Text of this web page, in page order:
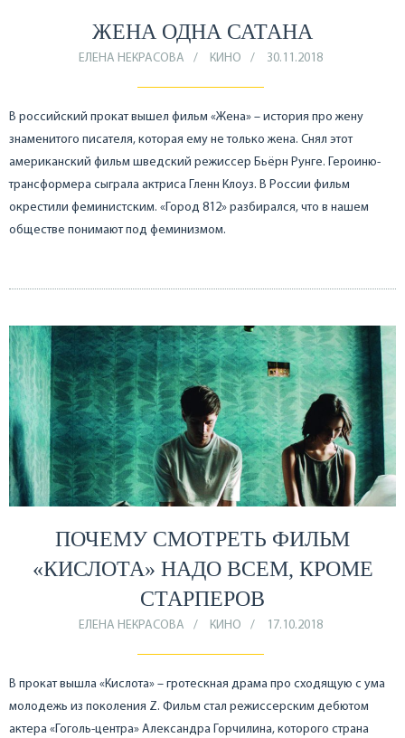
ЖЕНА ОДНА САТАНА
ЕЛЕНА НЕКРАСОВА КИНО 30.11.2018
В российский прокат вышел фильм «Жена» – история про жену
знаменитого писателя, которая ему не только жена. Снял этот
американский фильм шведский режиссер Бьёрн Рунге. Героиню-
трансформера сыграла актриса Гленн Клоуз. В России фильм
окрестили феминистским. «Город 812» разбирался, что в нашем
обществе понимают под феминизмом.
ПОЧЕМУ СМОТРЕТЬ ФИЛЬМ
«КИСЛОТА» НАДО ВСЕМ, КРОМЕ
СТАРПЕРОВ
ЕЛЕНА НЕКРАСОВА КИНО 17.10.2018
В прокат вышла «Кислота» – гротескная драма про сходящую с ума
молодежь из поколения Z. Фильм стал режиссерским дебютом
актера «Гоголь-центра» Александра Горчилина, которого страна